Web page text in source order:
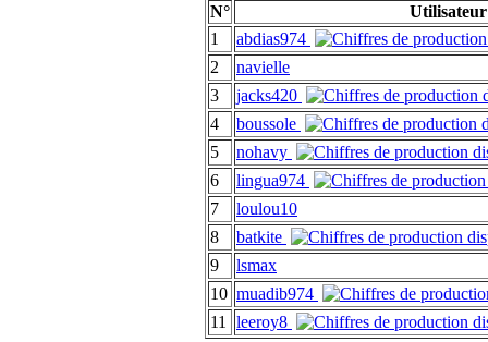
N°
Utilisateur
1
abdias974
2
navielle
3
jacks420
4
boussole
5
nohavy
6
lingua974
7
loulou10
8
batkite
9
lsmax
10 muadib974
11
leeroy8